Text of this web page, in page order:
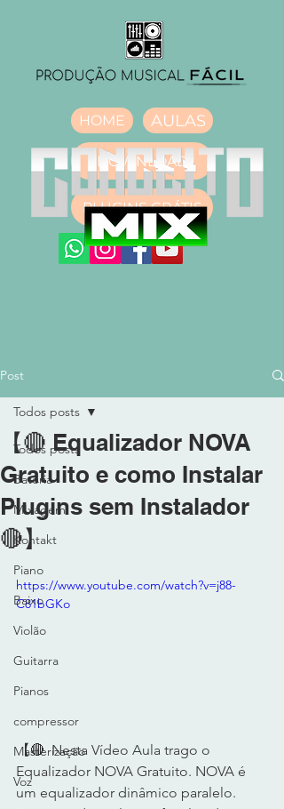
HOME AULAS
DOWNLOAD
PLUGINS GRÁTIS
Post
Todos posts
Bateria
MIxagem
Kontakt
Piano
Baixo
Violão
Guitarra
Pianos
compressor
Masterização
Voz
Todos posts
【🔴 Equalizador NOVA
Gratuito e como Instalar
Plugins sem Instalador
🔴】
https://www.youtube.com/watch?v=j88-
C81bGKo
【🔴  Nesta Vídeo Aula trago o
Equalizador NOVA Gratuito. NOVA é
um equalizador dinâmico paralelo.